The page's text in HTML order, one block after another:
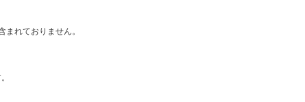
れておりません。